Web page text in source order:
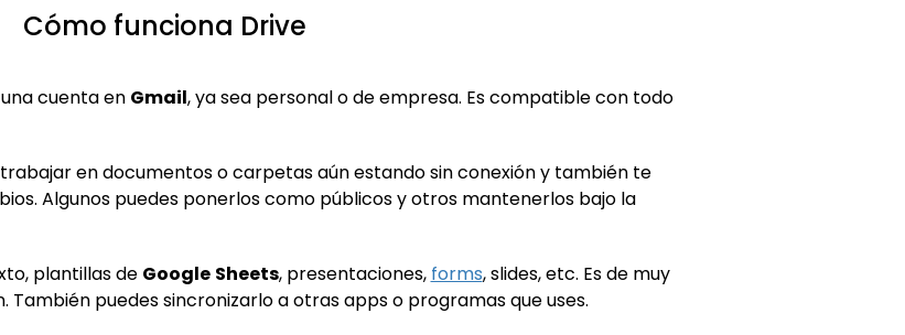
Cómo funciona Drive
cuenta en Gmail, ya sea personal o de empresa. Es compatible con todo
en documentos o carpetas aún estando sin conexión y también te
Algunos puedes ponerlos como públicos y otros mantenerlos bajo la
plantillas de Google Sheets, presentaciones, forms, slides, etc. Es de muy
puedes sincronizarlo a otras apps o programas que uses.